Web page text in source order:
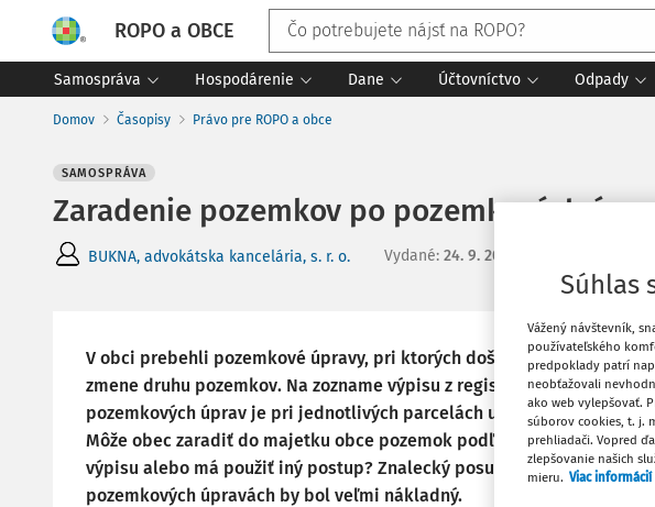
ROPO a OBCE
Samospráva Hospodárenie Dane Účtovníctvo Odpady
Domov Časopisy Právo pre ROPO a obce
SAMOSPRÁVA
Zaradenie pozemkov po pozemkových
BUKNA, advokátska kancelária, s. r. o. Vydané: 24. 9. 2025
V obci prebehli pozemkové úpravy, pri ktorých došlo k navýšeniu
zmene druhu pozemkov. Na zozname výpisu z registra nového stavu
pozemkových úprav je pri jednotlivých parcelách uvedená aj hodnota
Môže obec zaradiť do majetku obce pozemok podľa novej hodnoty
výpisu alebo má použiť iný postup? Znalecký posudok pri celkovej
pozemkových úpravách by bol veľmi nákladný.
Súhlas
Vážený návštevník,
používateľského
predpoklady patrí
neobťažovali
ako web vylepšovať.
súborov cookies, t. j.
prehliadači. Vopred
zlepšovanie našich
mieru. Viac informácií